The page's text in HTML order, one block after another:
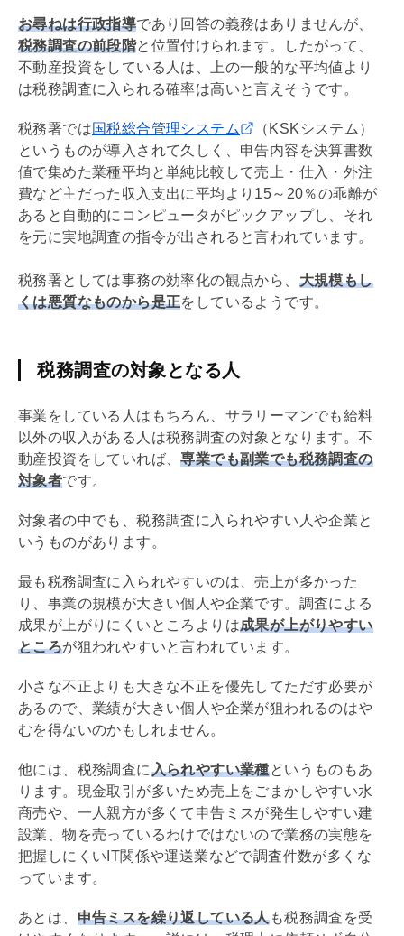
お尋ねは行政指導であり回答の義務はありませんが、
税務調査の前段階と位置付けられます。したがって、
不動産投資をしている人は、上の一般的な平均値より
は税務調査に入られる確率は高いと言えそうです。
税務署では国税総合管理システム
（KSKシステム）
というものが導入されて久しく、申告内容を決算書数
値で集めた業種平均と単純比較して売上・仕入・外注
費など主だった収入支出に平均より15～20％の乖離が
あると自動的にコンピュータがピックアップし、それ
を元に実地調査の指令が出されると言われています。
税務署としては事務の効率化の観点から、 大規模もし
くは悪質なものから是正をしているようです。
税務調査の対象となる人
事業をしている人はもちろん、サラリーマンでも給料
以外の収入がある人は税務調査の対象となります。不
動産投資をしていれば、専業でも副業でも税務調査の
対象者です。
対象者の中でも、税務調査に入られやすい人や企業と
いうものがあります。
最も税務調査に入られやすいのは、売上が多かった
り、事業の規模が大きい個人や企業です。調査による
成果が上がりにくいところよりは成果が上がりやすい
ところが狙われやすいと言われています。
小さな不正よりも大きな不正を優先してただす必要が
あるので、業績が大きい個人や企業が狙われるのはや
むを得ないのかもしれません。
他には、税務調査に入られやすい業種というものもあ
ります。現金取引が多いため売上をごまかしやすい水
商売や、一人親方が多くて申告ミスが発生しやすい建
設業、物を売っているわけではないので業務の実態を
把握しにくいIT関係や運送業などで調査件数が多くな
っています。
あとは、 申告ミスを繰り返している人も税務調査を受